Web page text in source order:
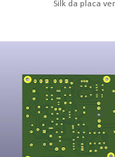
Silk da placa